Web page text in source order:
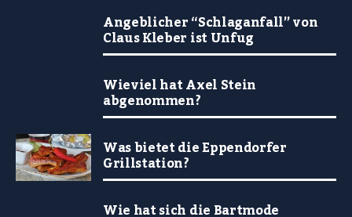
Angeblicher “Schlaganfall” von
Claus Kleber ist Unfug
Wieviel hat Axel Stein
abgenommen?
Was bietet die Eppendorfer
Grillstation?
Wie hat sich die Bartmode